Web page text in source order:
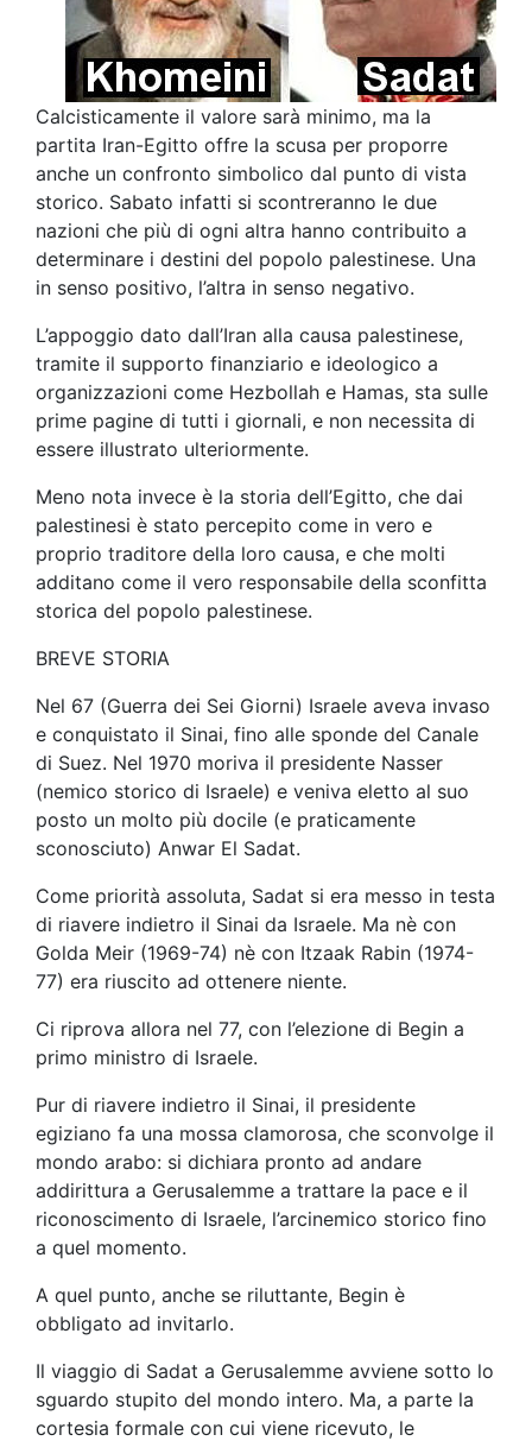
Calcisticamente il valore sarà minimo, ma la
partita Iran-Egitto offre la scusa per proporre
anche un confronto simbolico dal punto di vista
storico. Sabato infatti si scontreranno le due
nazioni che più di ogni altra hanno contribuito a
determinare i destini del popolo palestinese. Una
in senso positivo, l’altra in senso negativo.
L’appoggio dato dall’Iran alla causa palestinese,
tramite il supporto finanziario e ideologico a
organizzazioni come Hezbollah e Hamas, sta sulle
prime pagine di tutti i giornali, e non necessita di
essere illustrato ulteriormente.
Meno nota invece è la storia dell’Egitto, che dai
palestinesi è stato percepito come in vero e
proprio traditore della loro causa, e che molti
additano come il vero responsabile della sconfitta
storica del popolo palestinese.
BREVE STORIA
Nel 67 (Guerra dei Sei Giorni) Israele aveva invaso
e conquistato il Sinai, fino alle sponde del Canale
di Suez. Nel 1970 moriva il presidente Nasser
(nemico storico di Israele) e veniva eletto al suo
posto un molto più docile (e praticamente
sconosciuto) Anwar El Sadat.
Come priorità assoluta, Sadat si era messo in testa
di riavere indietro il Sinai da Israele. Ma nè con
Golda Meir (1969-74) nè con Itzaak Rabin (1974-
77) era riuscito ad ottenere niente.
Ci riprova allora nel 77, con l’elezione di Begin a
primo ministro di Israele.
Pur di riavere indietro il Sinai, il presidente
egiziano fa una mossa clamorosa, che sconvolge il
mondo arabo: si dichiara pronto ad andare
addirittura a Gerusalemme a trattare la pace e il
riconoscimento di Israele, l’arcinemico storico fino
a quel momento.
A quel punto, anche se riluttante, Begin è
obbligato ad invitarlo.
Il viaggio di Sadat a Gerusalemme avviene sotto lo
sguardo stupito del mondo intero. Ma, a parte la
cortesia formale con cui viene ricevuto, le